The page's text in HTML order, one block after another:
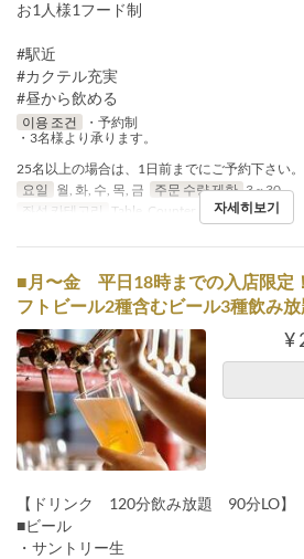
お1人様1フード制
#駅近
#カクテル充実
#昼から飲める
이용 조건
・予約制
・3名様より承ります。
25名以上の場合は、1日前までにご予約下さい。
요일
월, 화, 수, 목, 금 주문 수량 제한 3 ~ 30
좌석 카테고리
Table, Counter, Terrace자세히보기
■月〜金 平日18時までの入店限定
フトビール2種含むビール3種飲み
¥
【ドリンク 120分飲み放題 90分LO】
■ビール
・サントリー生